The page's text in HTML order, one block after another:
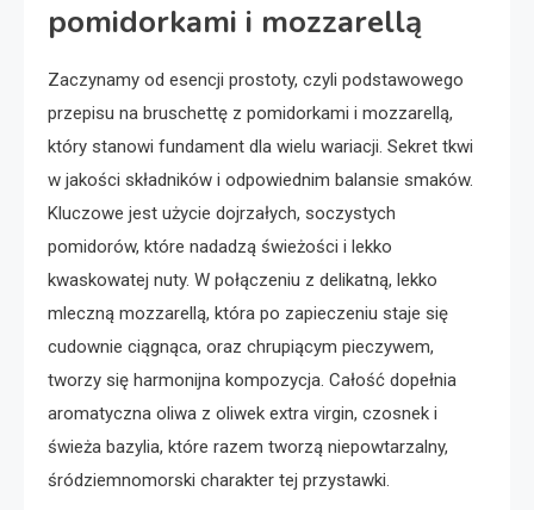
pomidorkami i mozzarellą
Zaczynamy od esencji prostoty, czyli podstawowego
przepisu na bruschettę z pomidorkami i mozzarellą,
który stanowi fundament dla wielu wariacji. Sekret tkwi
w jakości składników i odpowiednim balansie smaków.
Kluczowe jest użycie dojrzałych, soczystych
pomidorów, które nadadzą świeżości i lekko
kwaskowatej nuty. W połączeniu z delikatną, lekko
mleczną mozzarellą, która po zapieczeniu staje się
cudownie ciągnąca, oraz chrupiącym pieczywem,
tworzy się harmonijna kompozycja. Całość dopełnia
aromatyczna oliwa z oliwek extra virgin, czosnek i
świeża bazylia, które razem tworzą niepowtarzalny,
śródziemnomorski charakter tej przystawki.